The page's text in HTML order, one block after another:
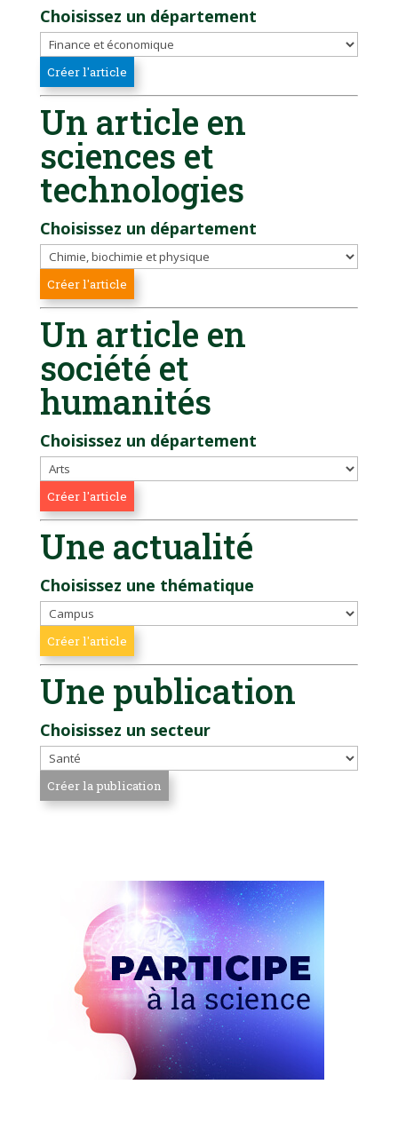
Choisissez un département
Un article en
sciences et
technologies
Choisissez un département
Un article en
société et
humanités
Choisissez un département
Une actualité
Choisissez une thématique
Une publication
Choisissez un secteur